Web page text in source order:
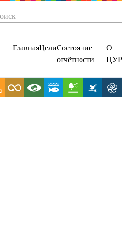
ГлавнаяЦелиСостояние
отчётности
О
ЦУР